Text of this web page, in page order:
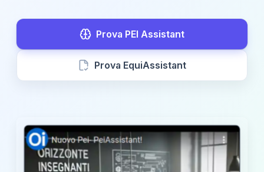
Prova PEI Assistant
Prova EquiAssistant